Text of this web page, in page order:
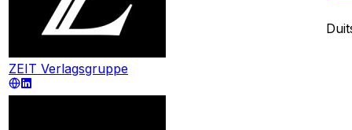
ZEIT Verlagsgruppe